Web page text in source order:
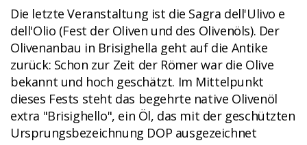
Die letzte Veranstaltung ist die Sagra dell'Ulivo e
dell'Olio (Fest der Oliven und des Olivenöls). Der
Olivenanbau in Brisighella geht auf die Antike
zurück: Schon zur Zeit der Römer war die Olive
bekannt und hoch geschätzt. Im Mittelpunkt
dieses Fests steht das begehrte native Olivenöl
extra "Brisighello", ein Öl, das mit der geschützten
Ursprungsbezeichnung DOP ausgezeichnet